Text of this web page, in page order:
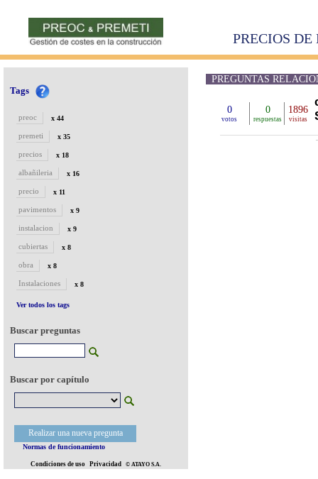
PRECIOS
Tags
preoc x 44
premeti x 35
precios x 18
albañileria x 16
precio x 11
pavimentos x 9
instalacion x 9
cubiertas x 8
obra x 8
Instalaciones x 8
Ver todos los tags
Buscar preguntas
Buscar por capítulo
Realizar una nueva pregunta
Normas de funcionamiento
Condiciones de uso Privacidad © ATAYO S.A.
PREGUNTAS
0
votos
0
respuestas
1896
visitas